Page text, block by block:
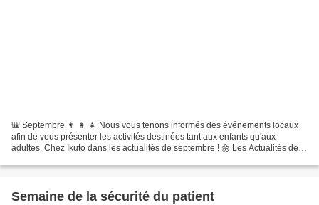
🎒 Septembre 👨 👩 👧 Nous vous tenons informés des événements locaux
afin de vous présenter les activités destinées tant aux enfants qu'aux
adultes. Chez Ikuto dans les actualités de septembre ! 🌼 Les Actualités de
Semaine de la sécurité du patient